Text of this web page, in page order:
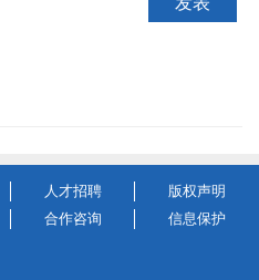
人才招聘
版权声明
合作咨询
信息保护